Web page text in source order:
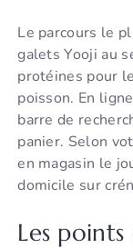
Le parcours le
galets Yooji au
protéines pour
poisson. En
barre de
panier. Selon
en magasin le
domicile sur
Les